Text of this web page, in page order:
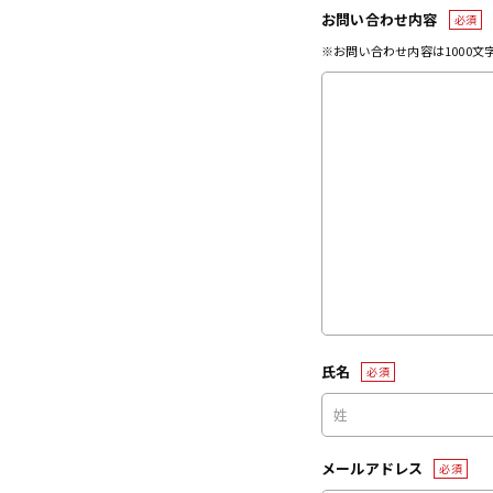
お問い合わせ内容 必須
※お問い合わせ内容は1000文
氏名 必須
メールアドレス 必須